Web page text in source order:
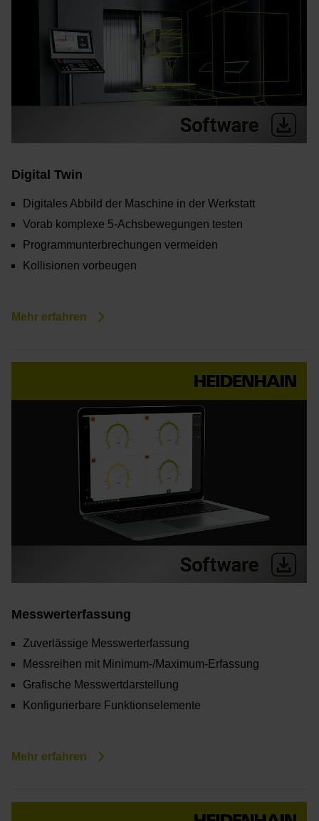
Digital Twin
Digitales Abbild der Maschine in der Werkstatt
Vorab komplexe 5-Achsbewegungen testen
Programmunterbrechungen vermeiden
Kollisionen vorbeugen
Mehr erfahren
Messwerterfassung
Zuverlässige Messwerterfassung
Messreihen mit Minimum-/Maximum-Erfassung
Grafische Messwertdarstellung
Konfigurierbare Funktionselemente
Mehr erfahren